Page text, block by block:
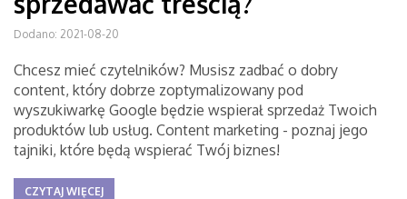
Dodano: 2021-08-20
Chcesz mieć czytelników? Musisz zadbać o dobry
content, który dobrze zoptymalizowany pod
wyszukiwarkę Google będzie wspierał sprzedaż Twoich
produktów lub usług. Content marketing - poznaj jego
tajniki, które będą wspierać Twój biznes!
CZYTAJ WIĘCEJ